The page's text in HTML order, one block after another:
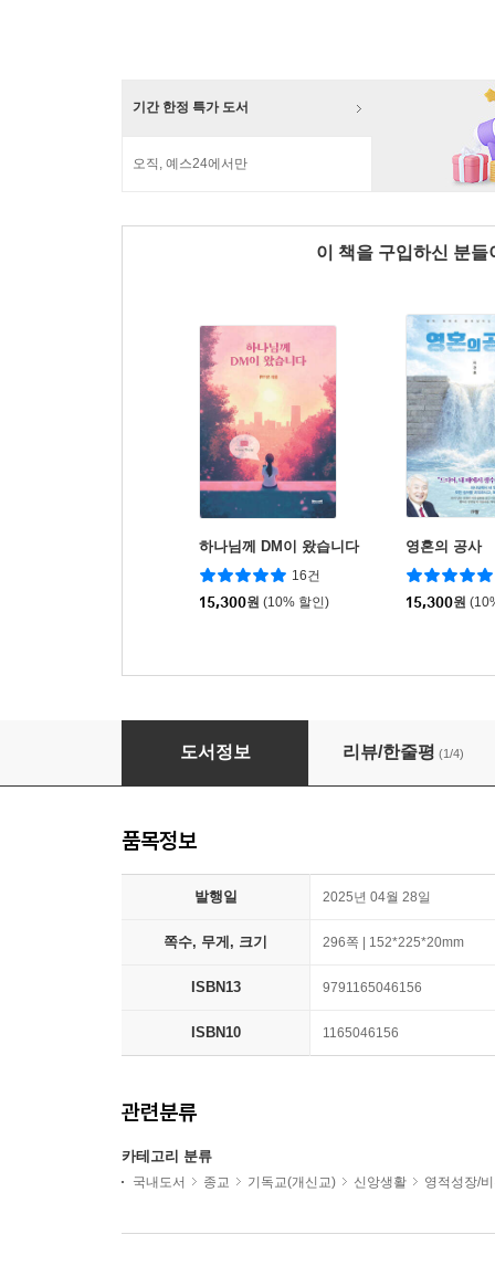
기간 한정 특가 도서
오직, 예스24에서만
이 책을 구입하신 분
하나님께 DM이 왔습니다
16건
15,300원 (10% 할인)
영혼의 공사
15,300원
새 사람의 DNA
도서정보 리뷰/한줄평 (1/4)
품목정보
발행일 2025년 04월 28일
쪽수, 무게, 크기 296쪽 | 152*225*20mm
ISBN13 9791165046156
ISBN10 1165046156
관련분류
카테고리 분류
국내도서 종교 기독교(개신교) 신앙생활 영적성장/